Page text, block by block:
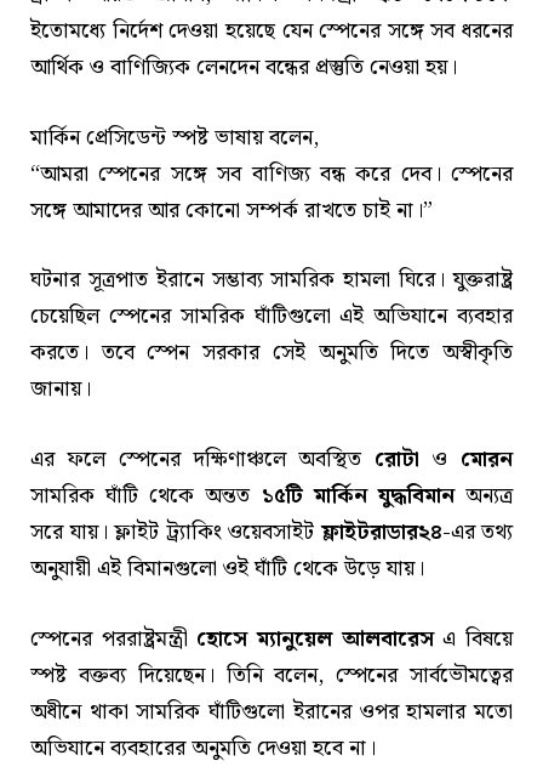
ইতোমধ্যে নির্দেশ দেওয়া হয়েছে যেন স্পেনের সঙ্গে সব ধরনের
আর্থিক ও বাণিজ্যিক লেনদেন বন্ধের প্রস্তুতি নেওয়া হয়।
মার্কিন প্রেসিডেন্ট স্পষ্ট ভাষায় বলেন,
“আমরা স্পেনের সঙ্গে সব বাণিজ্য বন্ধ করে দেব। স্পেনের
সঙ্গে আমাদের আর কোনো সম্পর্ক রাখতে চাই না।”
ঘটনার সূত্রপাত ইরানে সম্ভাব্য সামরিক হামলা ঘিরে। যুক্তরাষ্ট্র
চেয়েছিল স্পেনের সামরিক ঘাঁটিগুলো এই অভিযানে ব্যবহার
করতে। তবে স্পেন সরকার সেই অনুমতি দিতে অস্বীকৃতি
জানায়।
এর ফলে স্পেনের দক্ষিণাঞ্চলে অবস্থিত রোটা ও মোরন
সামরিক ঘাঁটি থেকে অন্তত ১৫টি মার্কিন যুদ্ধবিমানঅন্যত্র
সরে যায়। ফ্লাইট ট্র্যাকিং ওয়েবসাইটফ্লাইটরাডার২৪-এর তথ্য
অনুযায়ী এই বিমানগুলো ওই ঘাঁটি থেকে উড়ে যায়।
স্পেনের পররাষ্ট্রমন্ত্রী হোসে ম্যানুয়েল আলবারেসএ বিষয়ে
স্পষ্ট বক্তব্য দিয়েছেন। তিনি বলেন, স্পেনের সার্বভৌমত্বের
অধীনে থাকা সামরিক ঘাঁটিগুলো ইরানের ওপর হামলার মতো
অভিযানে ব্যবহারের অনুমতি দেওয়া হবে না।